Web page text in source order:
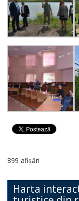
899 afișări
Harta